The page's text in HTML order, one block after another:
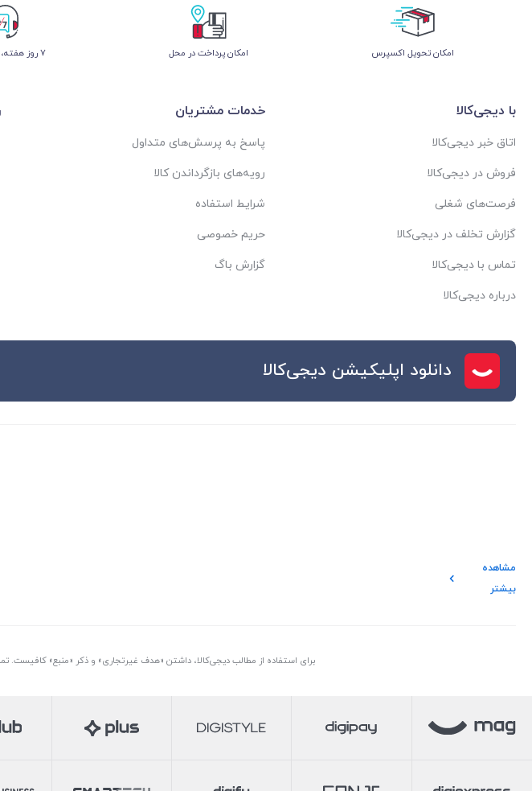
اﻣﮑﺎن ﺗﺤﻮﯾﻞ اﮐﺴﭙﺮس امکان پرداخت در محل ۷ روز ﻫﻔﺘﻪ، ۲۴ ﺳﺎﻋﺘﻪ
با دیجی‌کالا
اتاق خبر دیجی‌کالا
فروش در دیجی‌کالا
فرصت‌های شغلی
گزارش تخلف در دیجی‌کالا
تماس با دیجی‌کالا
درباره دیجی‌کالا
خدمات مشتریان
پاسخ به پرسش‌های متداول
رویه‌های بازگرداندن کالا
شرایط استفاده
حریم خصوصی
گزارش باگ
دانلود اپلیکیشن دیجی‌کالا
مشاهده
بیشتر
برای استفاده از مطالب دیجی‌کالا، داشتن «هدف غیرتجاری» و ذکر «منبع» کافیست.